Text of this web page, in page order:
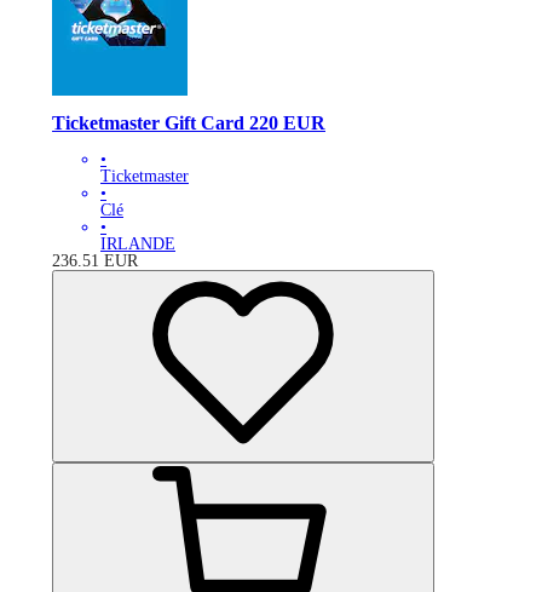
Ticketmaster Gift Card 220 EUR
•
Ticketmaster
•
Clé
•
IRLANDE
236.51 EUR